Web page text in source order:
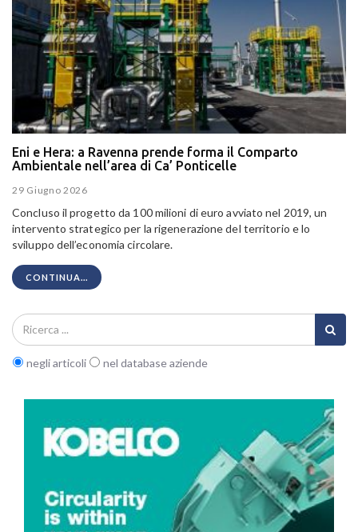
Eni e Hera: a Ravenna prende forma il Comparto
Ambientale nell’area di Ca’ Ponticelle
29 Giugno 2026
Concluso il progetto da 100 milioni di euro avviato nel 2019, un
intervento strategico per la rigenerazione del territorio e lo
sviluppo dell’economia circolare.
CONTINUA...
negli articoli nel database aziende